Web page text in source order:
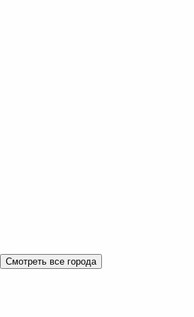
Смотреть все города